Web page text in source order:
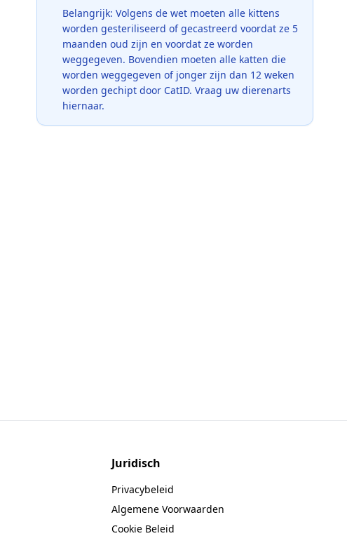
Belangrijk: Volgens de wet moeten alle kittens
worden gesteriliseerd of gecastreerd voordat ze 5
maanden oud zijn en voordat ze worden
weggegeven. Bovendien moeten alle katten die
worden weggegeven of jonger zijn dan 12 weken
worden gechipt door CatID. Vraag uw dierenarts
hiernaar.
Juridisch
Privacybeleid
Algemene Voorwaarden
Cookie Beleid